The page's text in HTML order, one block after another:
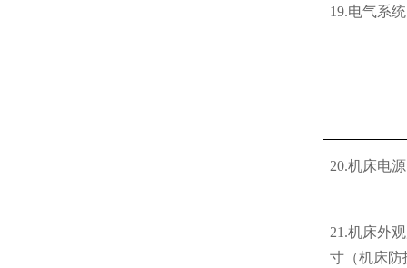
19.电气系统
20.机床电源
21.机床外
寸（机床防